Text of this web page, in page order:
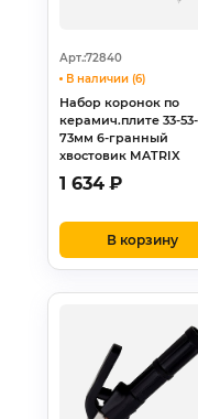
Арт.:72840
В наличии (6)
Набор коронок по
керамич.плите 33-
73мм 6-гранный
хвостовик MATRIX
1 634 ₽
В корзину